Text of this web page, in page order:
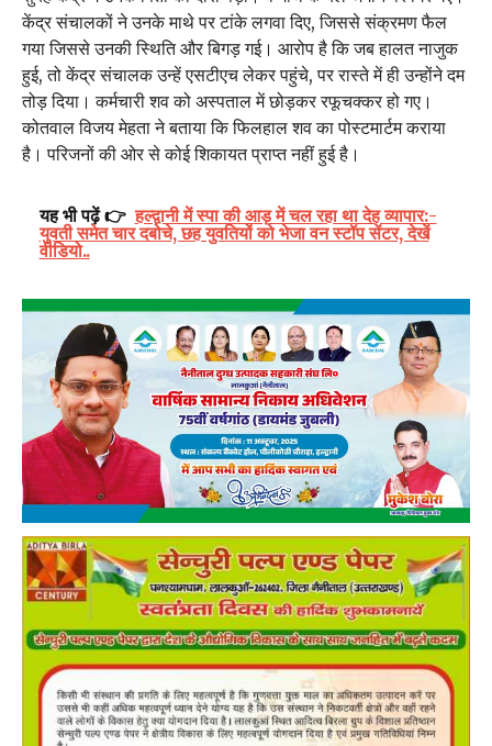
केंद्र संचालकों ने उनके माथे पर टांके लगवा दिए, जिससे संक्रमण फैल
गया जिससे उनकी स्थिति और बिगड़ गई। आरोप है कि जब हालत नाजुक
हुई, तो केंद्र संचालक उन्हें एसटीएच लेकर पहुंचे, पर रास्ते में ही उन्होंने दम
तोड़ दिया। कर्मचारी शव को अस्पताल में छोड़कर रफूचक्कर हो गए।
कोतवाल विजय मेहता ने बताया कि फिलहाल शव का पोस्टमार्टम कराया
है। परिजनों की ओर से कोई शिकायत प्राप्त नहीं हुई है।
यह भी पढ़ें 👉 हल्द्वानी में स्पा की आड़ में चल रहा था देह व्यापार:-
युवती समेत चार दबोचे, छह युवतियों को भेजा वन स्टॉप सेंटर, देखें
वीडियो..